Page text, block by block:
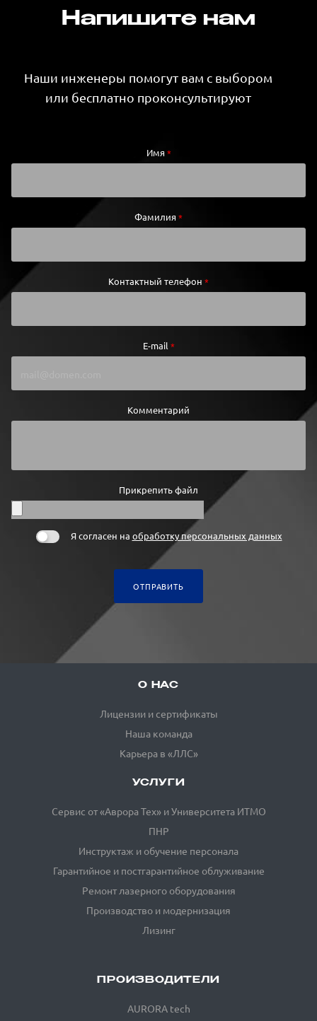
Напишите нам
Наши инженеры помогут вам с выбором
или бесплатно проконсультируют
Имя *
Фамилия *
Контактный телефон *
E-mail *
Комментарий
Прикрепить файл
Я согласен на обработку персональных данных
ОТПРАВИТЬ
О НАС
Лицензии и сертификаты
Наша команда
Карьера в «ЛЛС»
УСЛУГИ
Сервис от «Аврора Тех» и Университета ИТМО
ПНР
Инструктаж и обучение персонала
Гарантийное и постгарантийное облуживание
Ремонт лазерного оборудования
Производство и модернизация
Лизинг
ПРОИЗВОДИТЕЛИ
AURORA tech